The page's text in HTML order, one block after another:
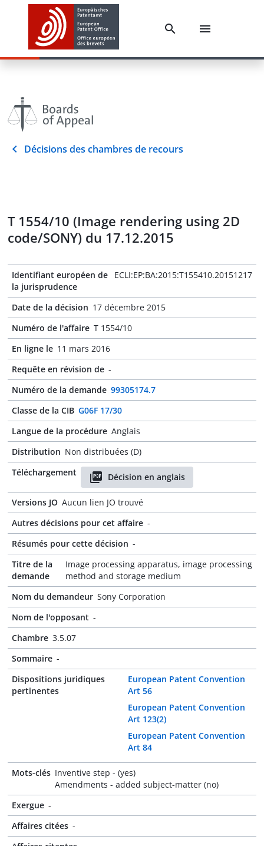
Décisions des chambres de recours
T 1554/10 (Image rendering using 2D
code/SONY) du 17.12.2015
Identifiant européen de
la jurisprudence
ECLI:EP:BA:2015:T155410.20151217
Date de la décision 17 décembre 2015
Numéro de l'affaire T 1554/10
En ligne le 11 mars 2016
Requête en révision de -
Numéro de la demande 99305174.7
Classe de la CIB G06F 17/30
Langue de la procédure Anglais
Distribution Non distribuées (D)
Téléchargement
Décision en anglais
Versions JO Aucun lien JO trouvé
Autres décisions pour cet affaire -
Résumés pour cette décision -
Titre de la
demande
Image processing apparatus, image processing
method and storage medium
Nom du demandeur Sony Corporation
Nom de l'opposant -
Chambre 3.5.07
Sommaire -
Dispositions juridiques
pertinentes
European Patent Convention
Art 56
European Patent Convention
Art 123(2)
European Patent Convention
Art 84
Mots-clés Inventive step - (yes)
Amendments - added subject-matter (no)
Exergue -
Affaires citées -